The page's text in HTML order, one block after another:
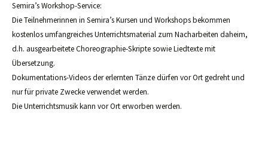
Semira’s Workshop-Service:
Die Teilnehmerinnen in Semira’s Kursen und Workshops bekommen
kostenlos umfangreiches Unterrichtsmaterial zum Nacharbeiten daheim,
d.h. ausgearbeitete Choreographie-Skripte sowie Liedtexte mit
Übersetzung.
Dokumentations-Videos der erlernten Tänze dürfen vor Ort gedreht und
nur für private Zwecke verwendet werden.
Die Unterrichtsmusik kann vor Ort erworben werden.